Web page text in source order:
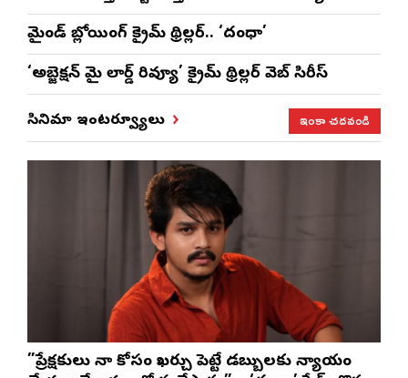
మైండ్ బ్లోయింగ్ క్రైమ్ థ్రిల్లర్.. ‘దంధా’
‘అబ్జెక్ష‌న్ మై లార్డ్ రివ్యూ’ క్రైమ్ థ్రిల్ల‌ర్ వెబ్ సిరీస్
సినిమా ఇంటర్వ్యూలు ఇంకా చదవండి
”ప్రేక్షకులు నా కోసం ఖర్చు పెట్టే డబ్బులకు న్యాయం